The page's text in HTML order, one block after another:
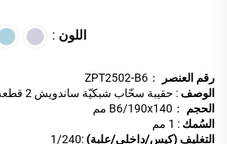
اللون :
رقم العنصر
：ZPT2502-B6
الوصف : حقيبة سحّاب شبكيّة ساندويش 2 قطعة
الحجم
：B6/190x140 مم
السُمك : 1 مم
التغليف (كيس/داخلي/علبة) :
1/240